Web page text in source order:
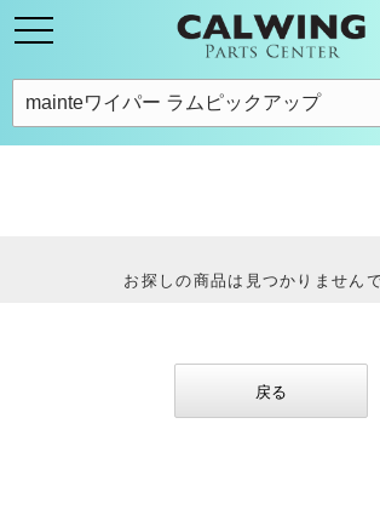
お探しの商品は見つかりません
戻る